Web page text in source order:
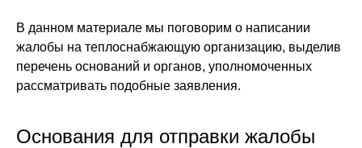
В данном материале мы поговорим о написании
жалобы на теплоснабжающую организацию, выделив
перечень оснований и органов, уполномоченных
рассматривать подобные заявления.
Основания для отправки жалобы